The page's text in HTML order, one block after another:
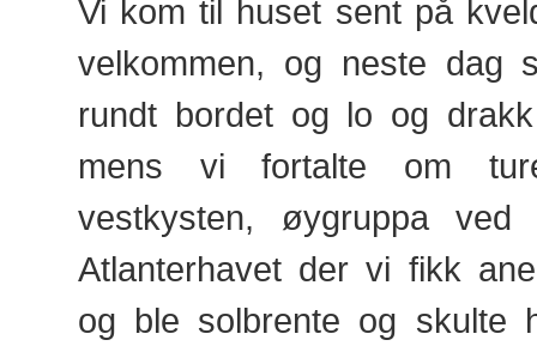
Vi kom til huset sent på
velkommen, og neste dag
rundt bordet og lo og
mens vi fortalte om
vestkysten, øygruppa ved
Atlanterhavet der vi fikk
og ble solbrente og skulte